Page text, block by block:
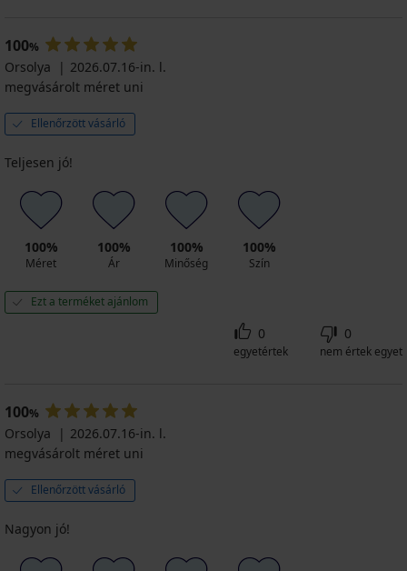
100%
Orsolya
2026.07.16-in. l.
megvásárolt méret uni
Ellenőrzött vásárló
Teljesen jó!
100%
Méret
100%
Ár
100%
Minőség
100%
Szín
Ezt a terméket ajánlom
0
egyetértek
0
nem értek egyet
100%
Orsolya
2026.07.16-in. l.
megvásárolt méret uni
Ellenőrzött vásárló
Nagyon jó!